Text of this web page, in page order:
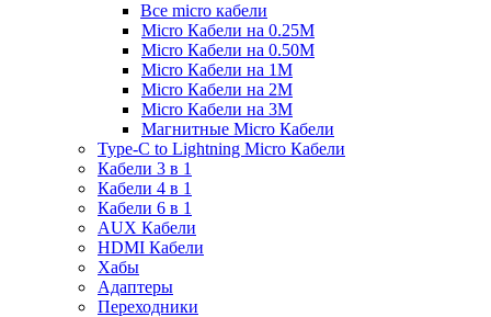
Все micro кабели
Micro Кабели на 0.25М
Micro Кабели на 0.50М
Micro Кабели на 1М
Micro Кабели на 2М
Micro Кабели на 3М
Магнитные Micro Кабели
Type-C to Lightning Micro Кабели
Кабели 3 в 1
Кабели 4 в 1
Кабели 6 в 1
AUX Кабели
HDMI Кабели
Хабы
Адаптеры
Переходники